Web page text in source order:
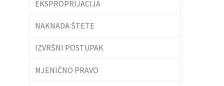
EKSPROPRIJACIJA
NAKNADA ŠTETE
IZVRŠNI POSTUPAK
MJENIČNO PRAVO